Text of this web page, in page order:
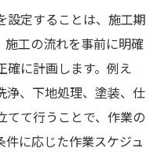
設定することは、施工期
施工の流れを事前に明確
確に計画します。例え
浄、下地処理、塗装、仕
てて行うことで、作業の
に応じた作業スケジュ